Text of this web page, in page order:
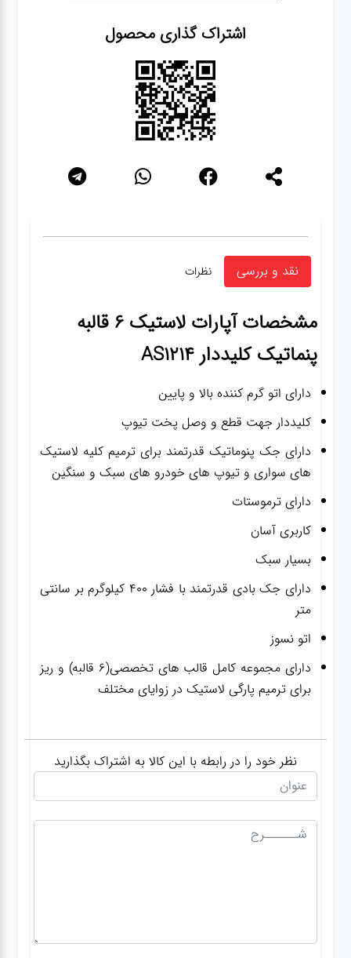
اشتراک گذاری محصول
نقد و بررسی نظرات
مشخصات
آپارات لاستیک 6 قالبه
پنماتیک کلیددار AS1214
دارای اتو گرم کننده بالا و پایین
کلیددار جهت قطع و وصل پخت تیوپ
دارای جک پنوماتیک قدرتمند برای ترمیم کلیه لاستیک
های سواری و تیوپ های خودرو های سبک و سنگین
دارای ترموستات
کاربری آسان
بسیار سبک
دارای جک بادی قدرتمند با فشار 400 کیلوگرم بر سانتی
متر
اتو نسوز
دارای مجموعه کامل قالب های تخصصی(6 قالبه) و ریز
برای ترمیم پارگی لاستیک در زوایای مختلف
نظر خود را در رابطه با این کالا به اشتراک بگذارید